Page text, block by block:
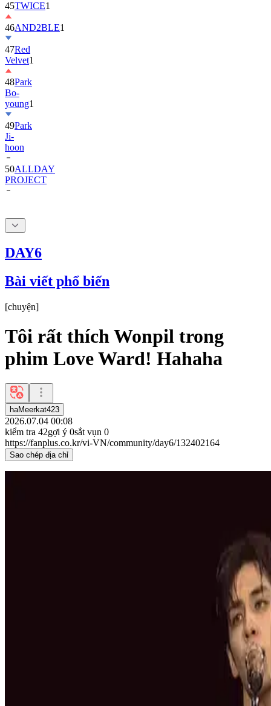
46AND2BLE
47Red
Velvet
48Park
Bo-
young1
49Park
Ji-
hoon
50ALLDAY
PROJECT
DAY6
Bài viết phổ biến
[chuyện]
Tôi rất thích Wonpil trong
phim Love Ward! Hahaha
haMeerkat423
2026.07.04 00:08
kiểm tra 42gợi ý 0sắt vụn 0
https://fanplus.co.kr/vi-VN/community/day6/132402164
Sao chép địa chỉ